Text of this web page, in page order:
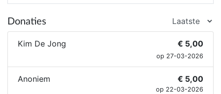
Donaties
Kim De Jong € 5,00
op 27-03-2026
Anoniem € 5,00
op 22-03-2026